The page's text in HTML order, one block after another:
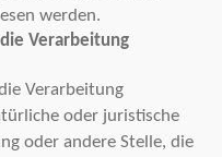
werden.
Verarbeitung
Verarbeitung
oder juristische
oder andere Stelle, die